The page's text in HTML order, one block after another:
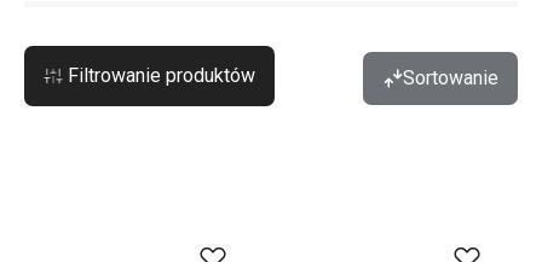
Filtrowanie produktów Sortowanie